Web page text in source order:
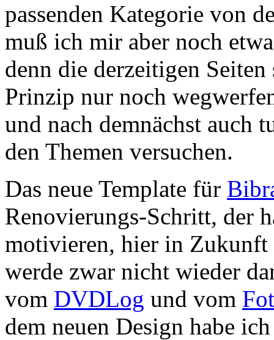
passenden Kategorie von
muß ich mir aber noch
denn die derzeitigen
Prinzip nur noch
und nach demnächst auch
den Themen versuchen.
Das neue Template für
Renovierungs-Schritt, der
motivieren, hier in Zukunft
werde zwar nicht wieder
vom DVDLog und vom
dem neuen Design habe